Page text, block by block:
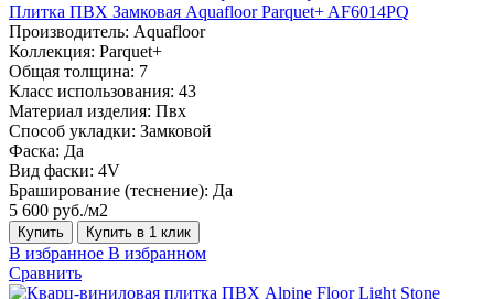
Плитка ПВХ Замковая Aquafloor Parquet+ AF6014PQ
Производитель: Aquafloor
Коллекция: Parquet+
Общая толщина: 7
Класс использования: 43
Материал изделия: Пвх
Способ укладки: Замковой
Фаска: Да
Вид фаски: 4V
Браширование (теснение): Да
5 600 руб./м2
Купить Купить в 1 клик
В избранное В избранном
Сравнить